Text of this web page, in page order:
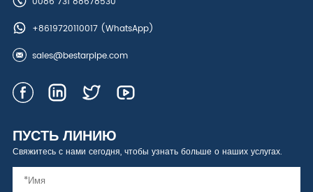
+8619720110017(WhatsApp)
sales@bestarpipe.com
ПУСТЬ ЛИНИЮ
Свяжитесь с нами сегодня, чтобы узнать больше о наших услугах.